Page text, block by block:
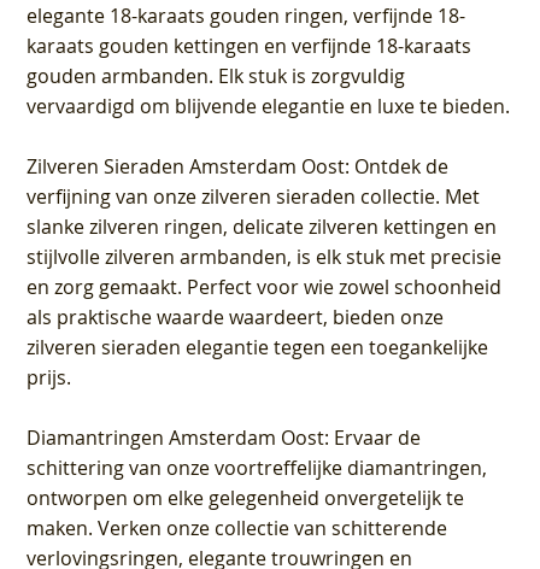
elegante 18-karaats gouden ringen, verfijnde 18-
karaats gouden kettingen en verfijnde 18-karaats
gouden armbanden. Elk stuk is zorgvuldig
vervaardigd om blijvende elegantie en luxe te bieden.
Zilveren Sieraden Amsterdam Oost: Ontdek de
verfijning van onze zilveren sieraden collectie. Met
slanke zilveren ringen, delicate zilveren kettingen en
stijlvolle zilveren armbanden, is elk stuk met precisie
en zorg gemaakt. Perfect voor wie zowel schoonheid
als praktische waarde waardeert, bieden onze
zilveren sieraden elegantie tegen een toegankelijke
prijs.
Diamantringen Amsterdam Oost: Ervaar de
schittering van onze voortreffelijke diamantringen,
ontworpen om elke gelegenheid onvergetelijk te
maken. Verken onze collectie van schitterende
verlovingsringen, elegante trouwringen en